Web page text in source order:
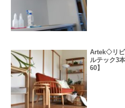
Artek◇リビ
ルテック3
60】